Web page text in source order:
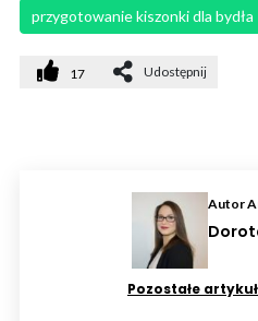
przygotowanie kiszonki dla bydła
17 Udostępnij
Autor
Pozostałe